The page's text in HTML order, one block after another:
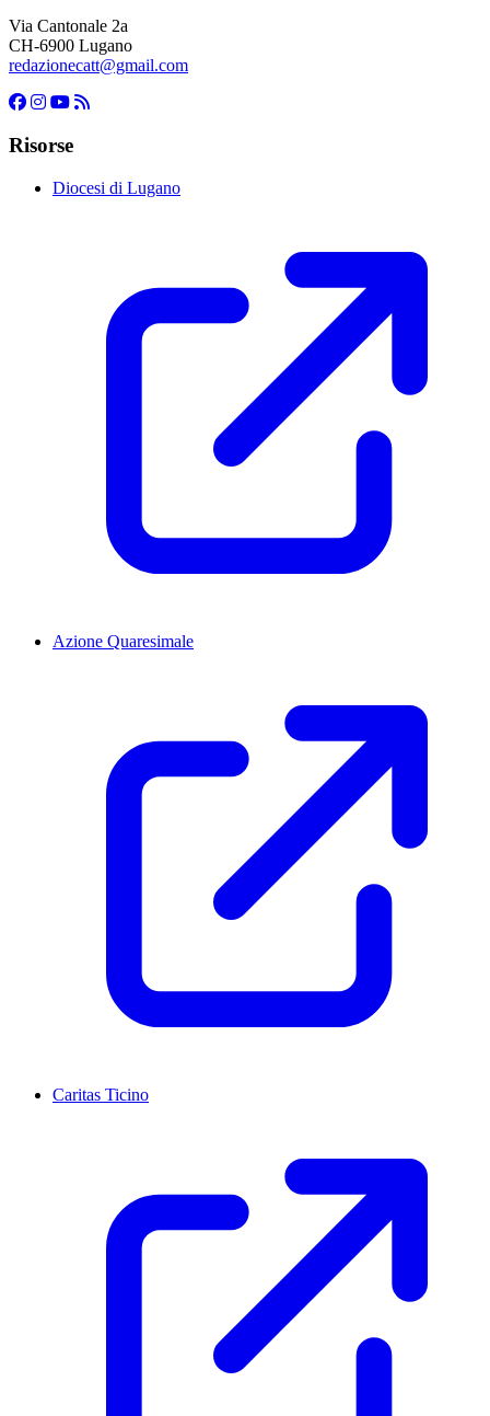
Via Cantonale 2a
CH-6900 Lugano
redazionecatt@gmail.com
Risorse
Diocesi di Lugano
Azione Quaresimale
Caritas Ticino